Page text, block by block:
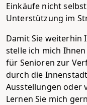
Einkäufe nicht
Unterstützung im
Damit Sie weiterhin
stelle ich mich
für Senioren zur
durch die
Ausstellungen oder
Lernen Sie mich